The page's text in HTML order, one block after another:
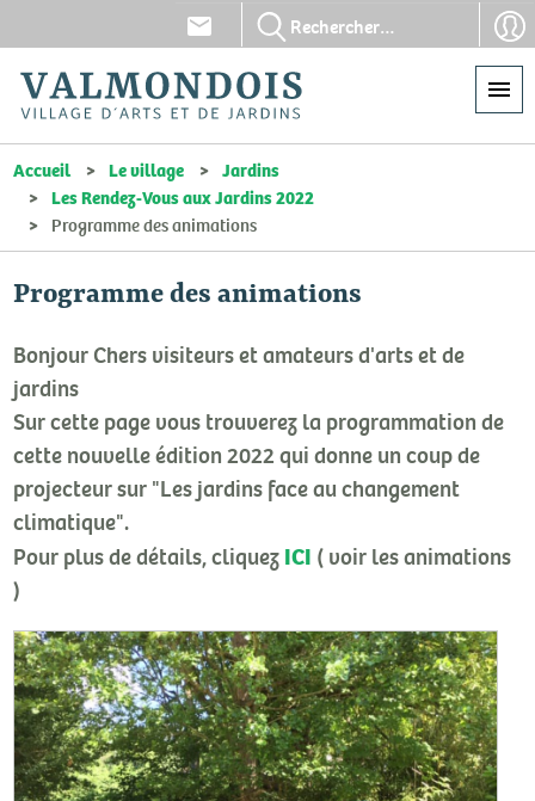
Aller
au
contenu
principal
En-
tête
-
Communication
En-
tête
-
Accueil Le village
Jardins
Les Rendez-Vous aux Jardins 2022
Programme des animations
Programme des animations
Bonjour Chers visiteurs et amateurs d'arts et de
jardins
Sur cette page vous trouverez la programmation de
cette nouvelle édition 2022 qui donne un coup de
projecteur sur "Les jardins face au changement
climatique".
Pour plus de détails, cliquezICI ( voir les animations
)